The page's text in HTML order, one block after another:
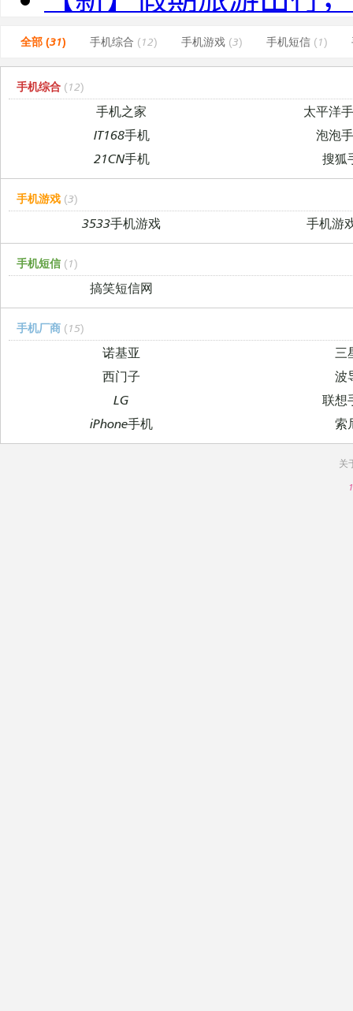
全部 (31) 手机综合 (12) 手机游戏 (3) 手机短信 (1)
手机综合 (12)
手机之家
太平洋
IT168手机
泡泡
21CN手机
搜狐
手机游戏 (3)
3533手机游戏 手机游
手机短信 (1)
搞笑短信网
手机厂商 (15)
诺基亚
三
西门子
波
LG
联想
iPhone手机
索
关